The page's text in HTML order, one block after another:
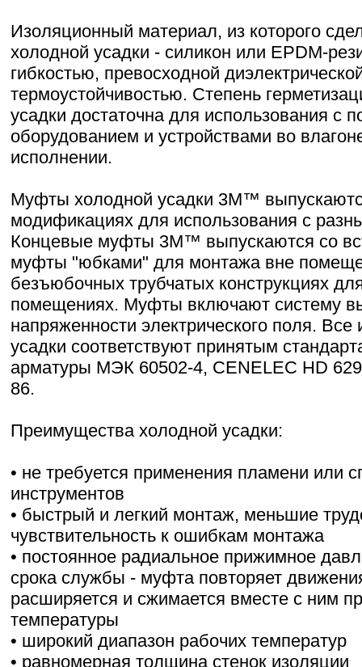
Изоляционный материал, из которого
холодной усадки - силикон или EPDM-
гибкостью, превосходной
термоустойчивостью. Степень
усадки достаточна для использования с
оборудованием и устройствами во
исполнении.
Муфты холодной усадки 3М™
модификациях для использования с
Концевые муфты 3М™ выпускаются со
муфты "юбками" для монтажа вне
безъюбочных трубчатых конструкциях
помещениях. Муфты включают систему
напряженности электрического поля. Все
усадки соответствуют принятым
арматуры МЭК 60502-4, CENELEC HD
86.
Преимущества холодной усадки:
• не требуется применения пламени или
инструментов
• быстрый и легкий монтаж, меньшие
чувствительность к ошибкам монтажа
• постоянное радиальное прижимное
срока службы - муфта повторяет
расширяется и сжимается вместе с ним
температуры
• широкий диапазон рабочих температур
• равномерная толщина стенок изоляции